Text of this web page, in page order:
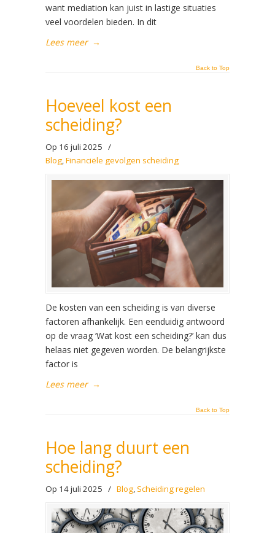
want mediation kan juist in lastige situaties
veel voordelen bieden. In dit
Lees meer →
Back to Top
Hoeveel kost een
scheiding?
Op 16 juli 2025 /
Blog,Financiële gevolgen scheiding
De kosten van een scheiding is van diverse
factoren afhankelijk. Een eenduidig antwoord
op de vraag ‘Wat kost een scheiding?’ kan dus
helaas niet gegeven worden. De belangrijkste
factor is
Lees meer →
Back to Top
Hoe lang duurt een
scheiding?
Op 14 juli 2025 / Blog, Scheiding regelen